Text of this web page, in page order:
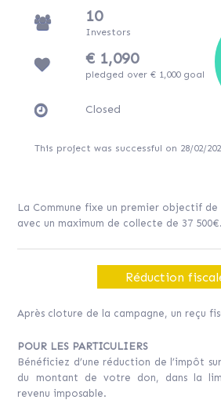
10
Investors
€ 1,090
pledged over € 1,000 goal
Closed
This project was successful on 28/02/
La Commune fixe un premier objectif
avec un maximum de collecte de 37 500€.
Réduction
Après cloture de la campagne, un reçu
POUR LES PARTICULIERS
Bénéficiez d’une réduction de l’impôt
du montant de votre don, dans la
revenu imposable.